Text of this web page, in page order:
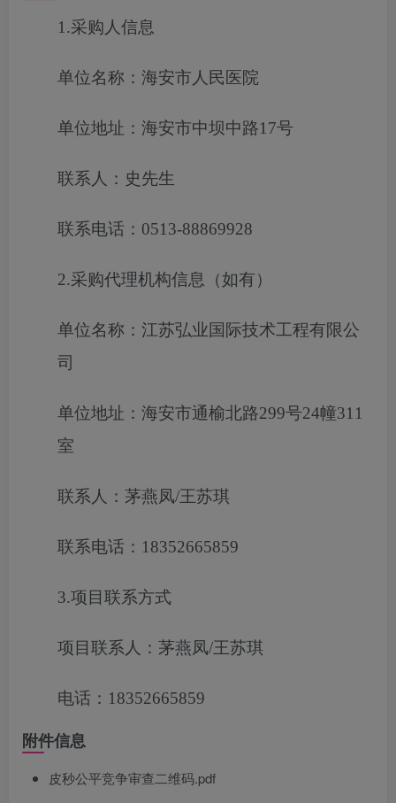
1.采购人信息
单位名称：海安市人民医院
单位地址：海安市中坝中路17号
联系人：史先生
联系电话：0513-88869928
2.采购代理机构信息（如有）
单位名称：江苏弘业国际技术工程有限公
司
单位地址：海安市通榆北路299号24幢311
室
联系人：茅燕凤/王苏琪
联系电话：18352665859
3.项目联系方式
项目联系人：茅燕凤/王苏琪
电话：18352665859
附件信息
皮秒公平竞争审查二维码.pdf